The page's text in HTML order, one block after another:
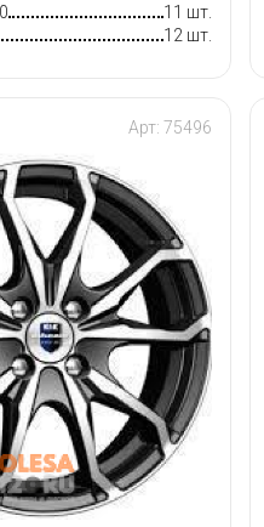
11 шт.
12 шт.
Арт: 75496